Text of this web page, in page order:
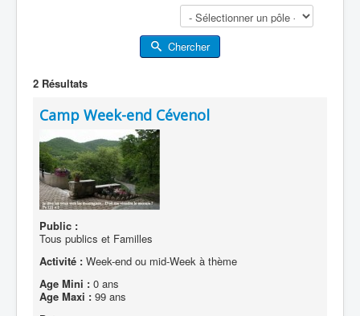
Chercher
2 Résultats
Camp Week-end Cévenol
Public :
Tous publics et Familles
Activité : Week-end ou mid-Week à thème
Age Mini : 0 ans
Age Maxi : 99 ans